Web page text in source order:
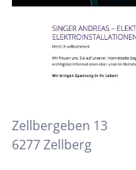
Zellbergeben 13
6277 Zellberg